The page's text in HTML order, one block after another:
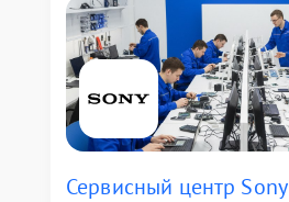
Сервисный центр Sony